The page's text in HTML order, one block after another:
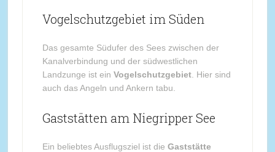
Vogelschutzgebiet im Süden
Das gesamte Südufer des Sees zwischen der
Kanalverbindung und der südwestlichen
Landzunge ist ein Vogelschutzgebiet. Hier sind
auch das Angeln und Ankern tabu.
Gaststätten am Niegripper See
Ein beliebtes Ausflugsziel ist die Gaststätte